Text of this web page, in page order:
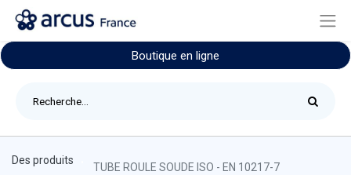
Boutique en ligne
Des produits
TUBE ROULE SOUDE ISO - EN 10217-7